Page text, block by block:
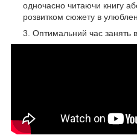
одночасно читаючи книгу
розвитком сюжету в
Оптимальний час занять